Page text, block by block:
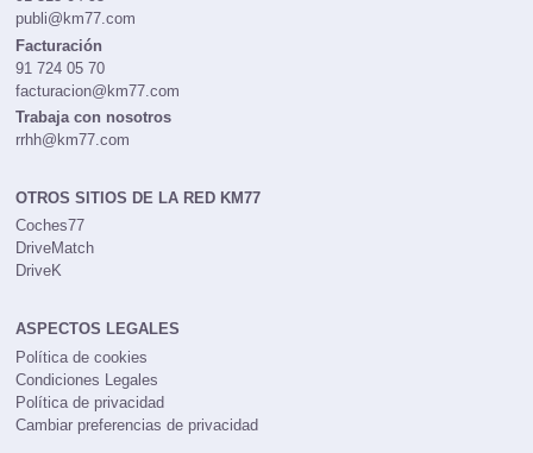
publi@km77.com
Facturación
91 724 05 70
facturacion@km77.com
Trabaja con nosotros
rrhh@km77.com
OTROS SITIOS DE LA RED KM77
Coches77
DriveMatch
DriveK
ASPECTOS LEGALES
Política de cookies
Condiciones Legales
Política de privacidad
Cambiar preferencias de privacidad